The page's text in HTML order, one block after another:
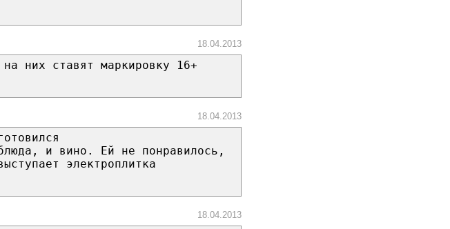
18.04.2013
них ставят маркировку 16+
18.04.2013
и вино. Ей не понравилось,
электроплитка
18.04.2013